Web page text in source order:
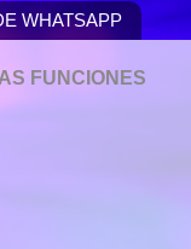
WHATSAPP
FUNCIONES